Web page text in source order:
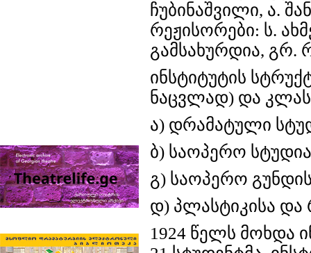
ჩუბინაშვილი, ა.
რეჟისორები: ს.
გამსახურდია, გრ.
ინსტიტუტის
ნაცვლად) და
ა) დრამატული
ბ) საოპერო
გ) საოპერო
დ) პლასტიკისა და
1924 წელს მოხდა